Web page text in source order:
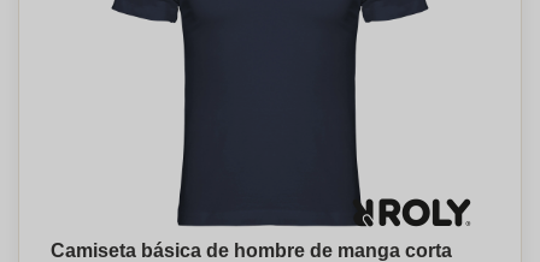
Camiseta básica de hombre de manga corta